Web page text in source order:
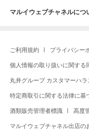
マルイウェブチャネルにつ
ご利用規約 プライバシー
個人情報の取り扱いに関する
丸井グループ カスタマーハ
特定商取引に関する法律に基
酒類販売管理者標識 高度
マルイウェブチャネル出店の